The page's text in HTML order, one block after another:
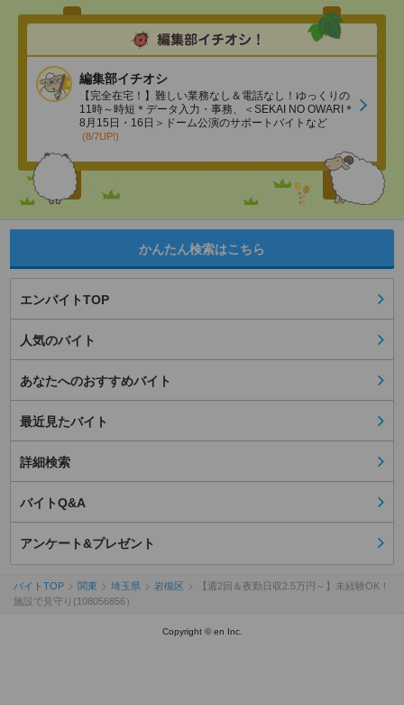
編集部イチオシ
【完全在宅！】難しい業務なし＆電話なし！ゆっくりの
11時～時短＊データ入力・事務、＜SEKAI NO OWARI＊
8月15日・16日＞ドーム公演のサポートバイトなど
(8/7UP!)
かんたん検索はこちら
エンバイトTOP
人気のバイト
あなたへのおすすめバイト
最近見たバイト
詳細検索
バイトQ&A
アンケート&プレゼント
バイトTOP 関東 埼玉県 岩槻区
【週2回＆夜勤日収2.5万円～】未経験OK！
施設で見守り(108056856）
Copyright © en Inc.